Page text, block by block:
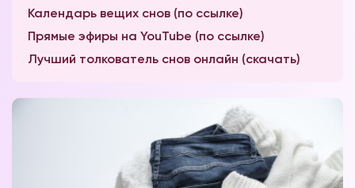
Календарь вещих снов (по ссылке)
Прямые эфиры на YouTube (по ссылке)
Лучший толкователь снов онлайн (скачать)